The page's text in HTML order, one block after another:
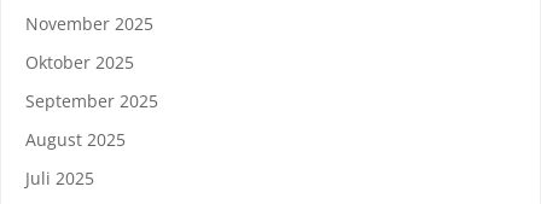
November 2025
Oktober 2025
September 2025
August 2025
Juli 2025